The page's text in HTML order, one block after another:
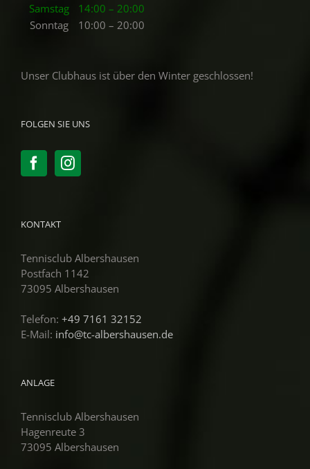
Samstag
14:00 – 20:00
Sonntag
10:00 – 20:00
Unser Clubhaus ist über den Winter geschlossen!
FOLGEN SIE UNS
KONTAKT
Tennisclub Albershausen
Postfach 1142
73095 Albershausen
Telefon: +49 7161 32152
E-Mail: info@tc-albershausen.de
ANLAGE
Tennisclub Albershausen
Hagenreute 3
73095 Albershausen